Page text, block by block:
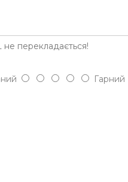
не перекладається!
Гарний